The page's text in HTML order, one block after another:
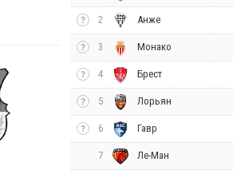
2 Анже
3 Монако
4 Брест
5 Лорьян
6 Гавр
7 Ле-Ман